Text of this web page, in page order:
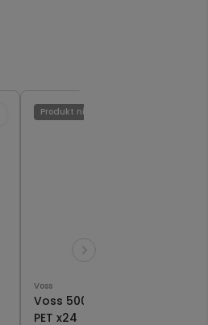
Voss
Voss 500 ml Niegazowana
PET x24
Produkt niedostępny